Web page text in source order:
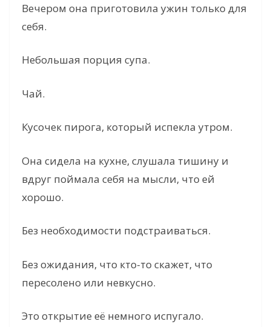
Вечером она приготовила ужин только для
себя.
Небольшая порция супа.
Чай.
Кусочек пирога, который испекла утром.
Она сидела на кухне, слушала тишину и
вдруг поймала себя на мысли, что ей
хорошо.
Без необходимости подстраиваться.
Без ожидания, что кто-то скажет, что
пересолено или невкусно.
Это открытие её немного испугало.